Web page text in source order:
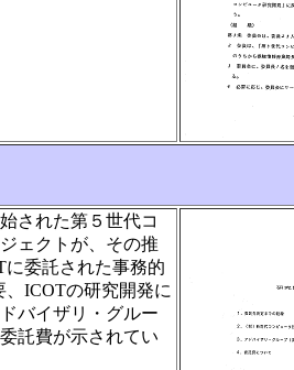
された第５世代コ
ェクトが、その推
委託された事務的
ICOTの研究開発に
バイザリ・グルー
託費が示されてい